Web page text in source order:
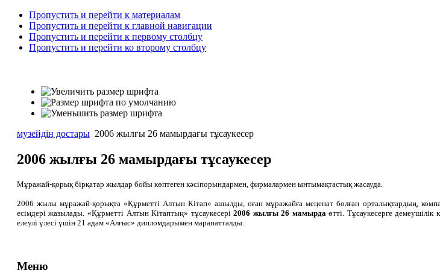
Пропустить и перейти к материалам
Пропустить и перейти к главной навигации
Пропустить и перейти к первому столбцу
Пропустить и перейти ко второму столбцу
музейдің достары 2006 жылғы 26 мамырдағы тұсаукесер
2006 жылғы 26 мамырдағы тұсаукесер
Мұражай-қорық бірқатар жылдар бойы көптеген кәсіпорындармен, фирмалармен ынтымақтастық жасауда.
2006 жылы мұражай-қорықта «Құрметті Алтын Кітап» ашылды, оған мұражайға меценат болған орталықтардың,
есімдері жазылады. «Құрметті Алтын Кітаптың» тұсаукесері2006 жылғы 26 мамырдаөтті. Тұсаукесерге
елеулі үлесі үшін 21 адам «Алғыс» дипломдарымен марапатталды.
Меню